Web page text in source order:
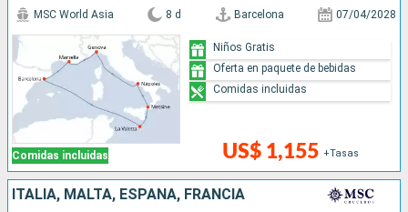
Comidas incluidas
MSC World Asia 8 d Barcelona 07/04/2028
US$ 1,155 +Tasas
Niños Gratis
Oferta en paquete de bebidas
Comidas incluidas
ITALIA, MALTA, ESPAÑA, FRANCIA